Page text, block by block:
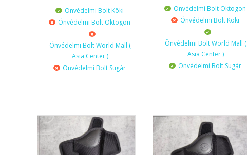
Önvédelmi Bolt Köki
Önvédelmi Bolt Oktogon
Önvédelmi Bolt World Mall (
Asia Center )
Önvédelmi Bolt Sugár
Önvédelmi Bolt Oktogon
Önvédelmi Bolt Köki
Önvédelmi Bolt World Mall (
Asia Center )
Önvédelmi Bolt Sugár